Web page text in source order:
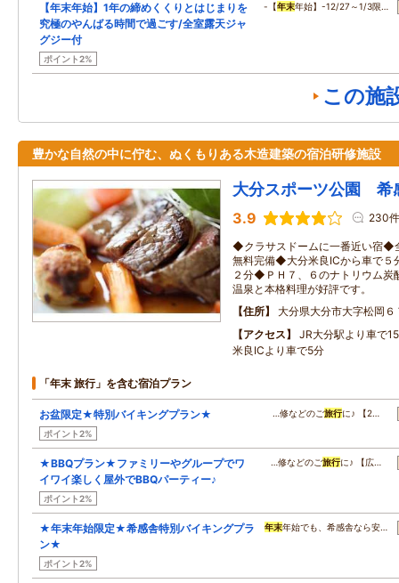
【年末年始】1年の締めくくりとはじまりを
究極のやんばる時間で過ごす/全室露天ジャ
グジー付
ポイント2%
-【年末年始】-12/27～1/3限…
この施
豊かな自然の中に佇む、ぬくもりある木造建築の宿泊研修施設
大分スポーツ公園 希
3.9 230件
◆クラサスドームに一番近い宿◆
無料完備◆大分米良ICから車で５
２分◆ＰＨ７、６のナトリウム炭
温泉と本格料理が好評です。
住所
大分県大分市大字松岡６
アクセス
JR大分駅より車で
米良ICより車で5分
「年末 旅行」を含む宿泊プラン
お盆限定★特別バイキングプラン★
ポイント2%
…修などのご旅行に♪ 【2…
★BBQプラン★ファミリーやグループでワ
イワイ楽しく屋外でBBQパーティー♪
ポイント2%
…修などのご旅行に♪ 【広…
★年末年始限定★希感舎特別バイキングプラ
ン★
ポイント2%
年末年始でも、希感舎なら安…